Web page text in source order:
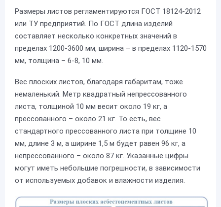
Размеры листов регламентируются ГОСТ 18124-2012
или ТУ предприятий. По ГОСТ длина изделий
составляет несколько конкретных значений в
пределах 1200-3600 мм, ширина – в пределах 1120-1570
мм, толщина – 6-8, 10 мм.
Вес плоских листов, благодаря габаритам, тоже
немаленький. Метр квадратный непрессованного
листа, толщиной 10 мм весит около 19 кг, а
прессованного – около 21 кг. То есть, вес
стандартного прессованного листа при толщине 10
мм, длине 3 м, а ширине 1,5 м будет равен 96 кг, а
непрессованного – около 87 кг. Указанные цифры
могут иметь небольшие погрешности, в зависимости
от используемых добавок и влажности изделия.